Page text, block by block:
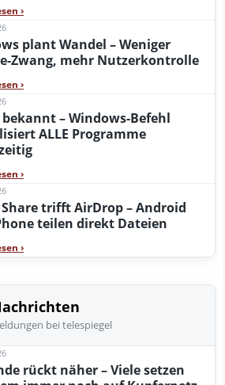
›
plant Wandel – Weniger
Zwang, mehr Nutzerkontrolle
›
– Windows-Befehl
ALLE Programme
›
trifft AirDrop – Android
teilen direkt Dateien
›
bei telespiegel
rückt näher – Viele setzen